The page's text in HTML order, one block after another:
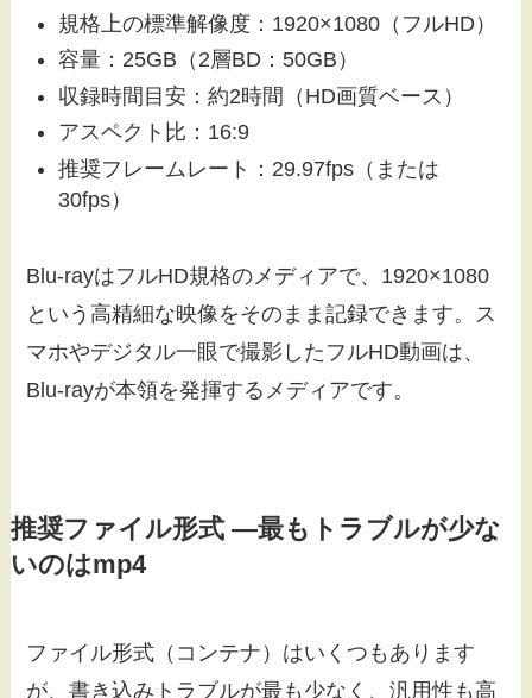
規格上の標準解像度：1920×1080（フルHD）
容量：25GB（2層BD：50GB）
収録時間目安：約2時間（HD画質ベース）
アスペクト比：16:9
推奨フレームレート：29.97fps（または
30fps）
Blu-rayはフルHD規格のメディアで、1920×1080
という高精細な映像をそのまま記録できます。ス
マホやデジタル一眼で撮影したフルHD動画は、
Blu-rayが本領を発揮するメディアです。
推奨ファイル形式 ―最もトラブルが少な
いのはmp4
ファイル形式（コンテナ）はいくつもあります
が、書き込みトラブルが最も少なく、汎用性も高